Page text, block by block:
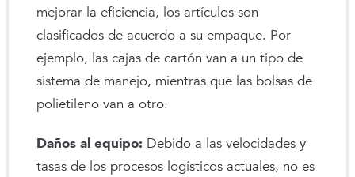
mejorar la eficiencia, los artículos son
clasificados de acuerdo a su empaque. Por
ejemplo, las cajas de cartón van a un tipo de
sistema de manejo, mientras que las bolsas de
polietileno van a otro.
Daños al equipo: Debido a las velocidades y
tasas de los procesos logísticos actuales, no es